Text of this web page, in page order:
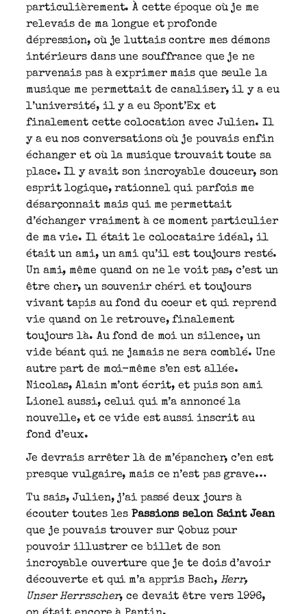
particulièrement. À cette époque où je me
relevais de ma longue et profonde
dépression, où je luttais contre mes démons
intérieurs dans une souffrance que je ne
parvenais pas à exprimer mais que seule la
musique me permettait de canaliser, il y a eu
l’université, il y a eu Spont’Ex et
finalement cette colocation avec Julien. Il
y a eu nos conversations où je pouvais enfin
échanger et où la musique trouvait toute sa
place. Il y avait son incroyable douceur, son
esprit logique, rationnel qui parfois me
désarçonnait mais qui me permettait
d’échanger vraiment à ce moment particulier
de ma vie. Il était le colocataire idéal, il
était un ami, un ami qu’il est toujours resté.
Un ami, même quand on ne le voit pas, c’est un
être cher, un souvenir chéri et toujours
vivant tapis au fond du coeur et qui reprend
vie quand on le retrouve, finalement
toujours là. Au fond de moi un silence, un
vide béant qui ne jamais ne sera comblé. Une
autre part de moi-même s’en est allée.
Nicolas, Alain m’ont écrit, et puis son ami
Lionel aussi, celui qui m’a annoncé la
nouvelle, et ce vide est aussi inscrit au
fond d’eux.
Je devrais arrêter là de m’épancher, c’en est
presque vulgaire, mais ce n’est pas grave…
Tu sais, Julien, j’ai passé deux jours à
écouter toutes lesPassions selon Saint Jean
que je pouvais trouver sur Qobuz pour
pouvoir illustrer ce billet de son
incroyable ouverture que je te dois d’avoir
découverte et qui m’a appris Bach, Herr,
Unser Herrsscher, ce devait être vers 1996,